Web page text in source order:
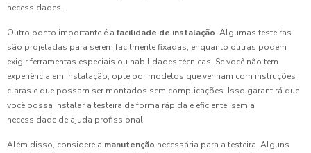
necessidades.
Outro ponto importante é a facilidade de instalação. Algumas testeiras
são projetadas para serem facilmente fixadas, enquanto outras podem
exigir ferramentas especiais ou habilidades técnicas. Se você não tem
experiência em instalação, opte por modelos que venham com instruções
claras e que possam ser montados sem complicações. Isso garantirá que
você possa instalar a testeira de forma rápida e eficiente, sem a
necessidade de ajuda profissional.
Além disso, considere a manutenção necessária para a testeira. Alguns